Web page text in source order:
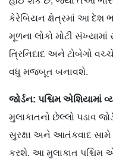
કેરેબિયન ક્ષેત્રમાં આ દેશ
મૂળના લોકો મોટી
ત્રિનિદાદ અને ટોબેગો
વધુ મજબૂત બનાવશે.
જોર્ડન: પશ્ચિમ એશિયામાં
મુલાકાતનો છેલ્લો પડાવ
સુરક્ષા અને આતંકવાદ
કરશે. આ મુલાકાત પશ્ચિમ